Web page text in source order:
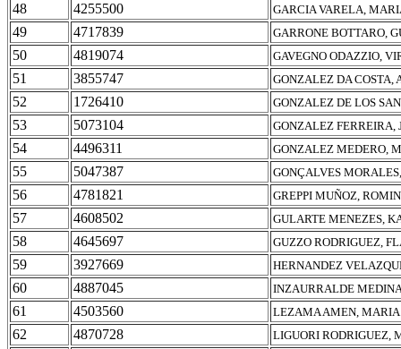
48 4255500 GARCIA VARELA,
49 4717839 GARRONE BOTTARO,
50 4819074 GAVEGNO ODAZZIO,
51 3855747 GONZALEZ DA COSTA,
52 1726410 GONZALEZ DE LOS
53 5073104 GONZALEZ FERREIRA,
54 4496311 GONZALEZ MEDERO,
55 5047387 GONÇALVES
56 4781821 GREPPI MUÑOZ,
57 4608502 GULARTE MENEZES,
58 4645697 GUZZO RODRIGUEZ,
59 3927669 HERNANDEZ
60 4887045 INZAURRALDE
61 4503560 LEZAMA AMEN, MARIA
62 4870728 LIGUORI RODRIGUEZ,